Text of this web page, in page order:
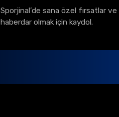
Sporjinal’de sana özel fırsatlar
haberdar olmak için kaydol.